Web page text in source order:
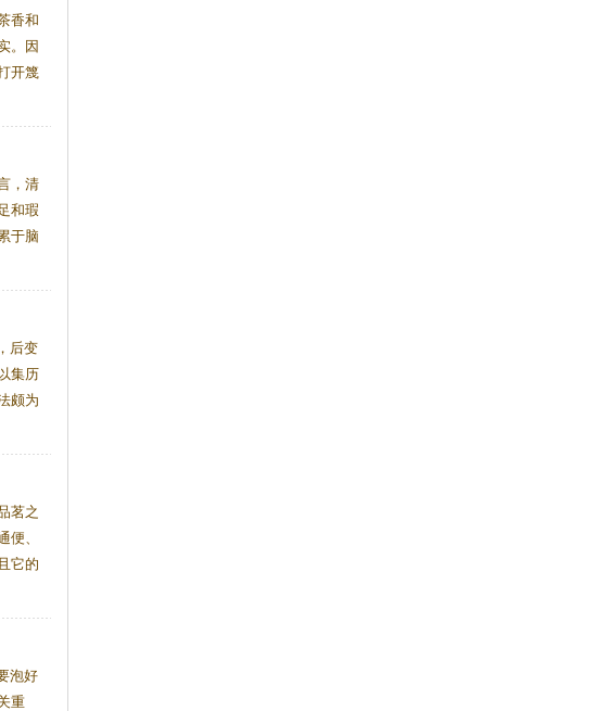
香和
。因
开篾
，清
和瑕
于脑
后变
集历
颇为
茗之
、
它的
泡好
重